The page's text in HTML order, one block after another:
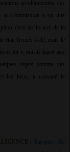
prodémocratie des
la Commission a vu une
dans les locaux de la
était fermée à clé, mais le
ici », ont-ils lancé aux
objets comme des
les lieux, a constaté le